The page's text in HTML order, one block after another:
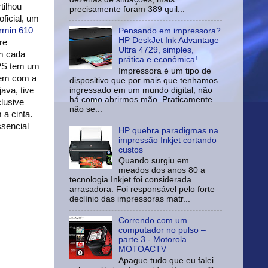
um
610
cada
tem um
com a
tive
a cinta.
precisamente foram 389 quil...
Pensando em impressora?
HP DeskJet Ink Advantage
Ultra 4729, simples,
prática e econômica!
Impressora é um tipo de
dispositivo que por mais que tenhamos
ingressado em um mundo digital, não
há como abrirmos mão. Praticamente
não se...
HP quebra paradigmas na
impressão Inkjet cortando
custos
Quando surgiu em
meados dos anos 80 a
tecnologia Inkjet foi considerada
arrasadora. Foi responsável pelo forte
declínio das impressoras matr...
Correndo com um
computador no pulso –
parte 3 - Motorola
MOTOACTV
Apague tudo que eu falei